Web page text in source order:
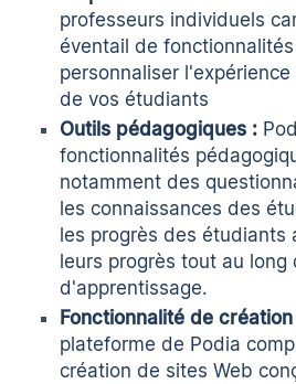
professeurs individuels
éventail de
personnaliser
de vos étudiants
Outils pédagogiques :
fonctionnalités
notamment des
les connaissances des
les progrès des étudiants
leurs progrès tout au long
d'apprentissage.
Fonctionnalité de
plateforme de Podia
création de sites Web